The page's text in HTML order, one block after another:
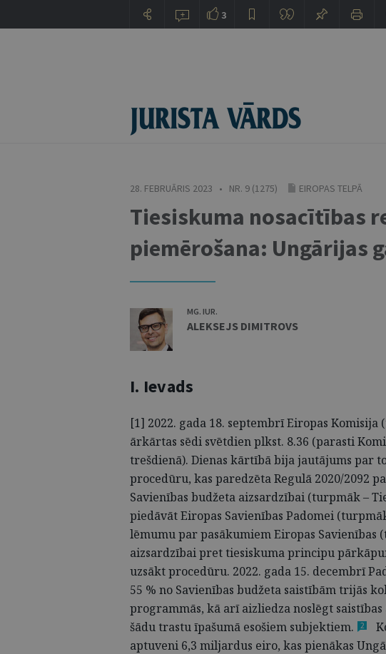
28. FEBRUĀRIS 2023 • NR. 9 (1275) EIROPAS TELPĀ
Tiesiskuma nosacītības
piemērošana: Ungārijas
MG. IUR.
ALEKSEJS DIMITROVS
I. Ievads
[1] 2022. gada 18. septembrī Eiropas Komisija
ārkārtas sēdi svētdien plkst. 8.36 (parasti
trešdienā). Dienas kārtībā bija jautājums par
procedūru, kas paredzēta Regulā 2020/2092
Savienības budžeta aizsardzībai (turpmāk –
piedāvāt Eiropas Savienības Padomei
lēmumu par pasākumiem Eiropas Savienības
aizsardzībai pret tiesiskuma principu
uzsākt procedūru. 2022. gada 15. decembrī
55 % no Savienības budžeta saistībām trijās
programmās, kā arī aizliedza noslēgt
šādu trastu īpašumā esošiem subjektiem. 2
aptuveni 6,3 miljardus eiro, kas pienākas
3